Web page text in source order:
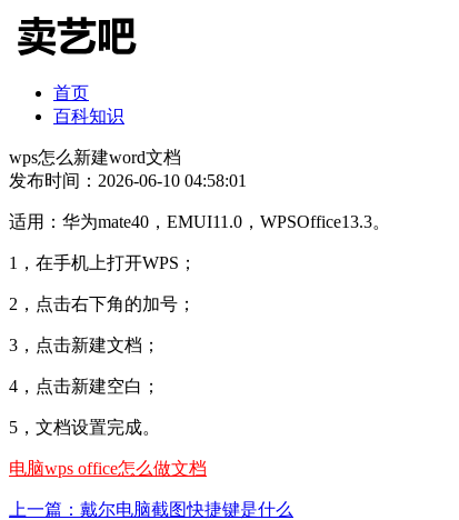
首页
百科知识
wps怎么新建word文档
发布时间：2026-06-10 04:58:01
适用：华为mate40，EMUI11.0，WPSOffice13.3。
1，在手机上打开WPS；
2，点击右下角的加号；
3，点击新建文档；
4，点击新建空白；
5，文档设置完成。
电脑wps office怎么做文档
上一篇：戴尔电脑截图快捷键是什么